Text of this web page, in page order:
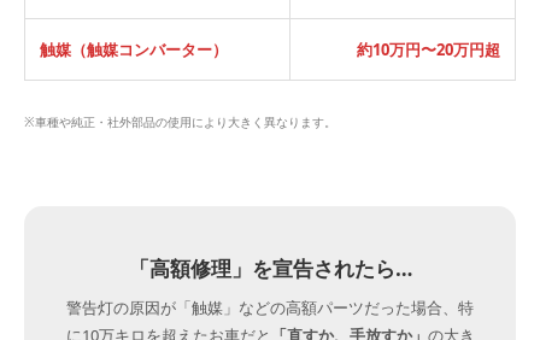
触媒（触媒コンバーター） 約10万円〜20万円超
※車種や純正・社外部品の使用により大きく異なります。
「高額修理」を宣告されたら…
警告灯の原因が「触媒」などの高額パーツだった場合、特
に10万キロを超えたお車だと 「直すか、手放すか」 の大き